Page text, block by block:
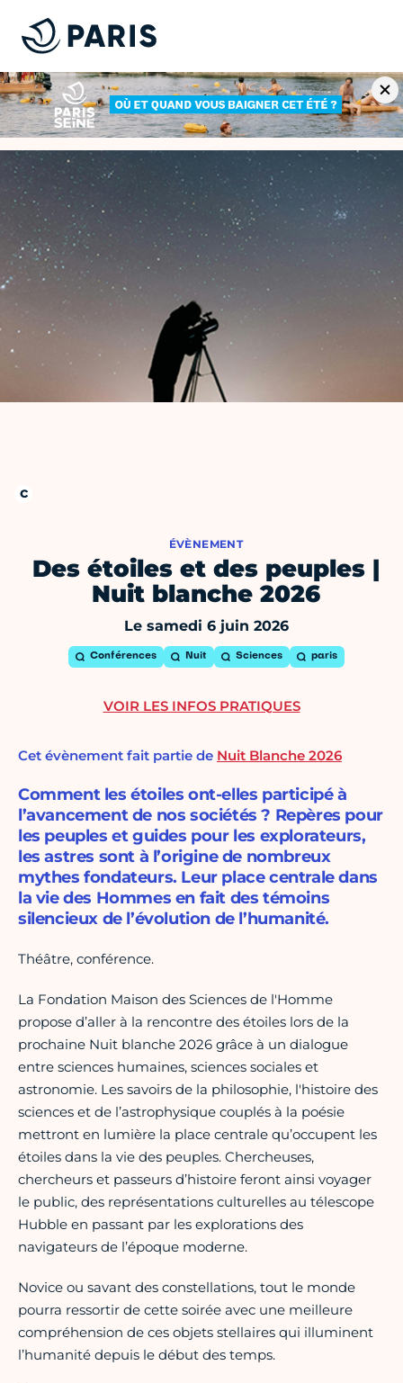
ÉVÈNEMENT
Des étoiles et des peuples |
Nuit blanche 2026
Le samedi 6 juin 2026
Conférences Nuit Sciences paris
Cet évènement fait partie de Nuit Blanche 2026
Comment les étoiles ont-elles participé à
l’avancement de nos sociétés ? Repères pour
les peuples et guides pour les explorateurs,
les astres sont à l’origine de nombreux
mythes fondateurs. Leur place centrale dans
la vie des Hommes en fait des témoins
silencieux de l’évolution de l’humanité.
Théâtre, conférence.
La Fondation Maison des Sciences de l'Homme
propose d’aller à la rencontre des étoiles lors de la
prochaine Nuit blanche 2026 grâce à un dialogue
entre sciences humaines, sciences sociales et
astronomie. Les savoirs de la philosophie, l'histoire des
sciences et de l’astrophysique couplés à la poésie
mettront en lumière la place centrale qu’occupent les
étoiles dans la vie des peuples. Chercheuses,
chercheurs et passeurs d’histoire feront ainsi voyager
le public, des représentations culturelles au télescope
Hubble en passant par les explorations des
navigateurs de l’époque moderne.
Novice ou savant des constellations, tout le monde
pourra ressortir de cette soirée avec une meilleure
compréhension de ces objets stellaires qui illuminent
l’humanité depuis le début des temps.
VOIR LES INFOS PRATIQUES